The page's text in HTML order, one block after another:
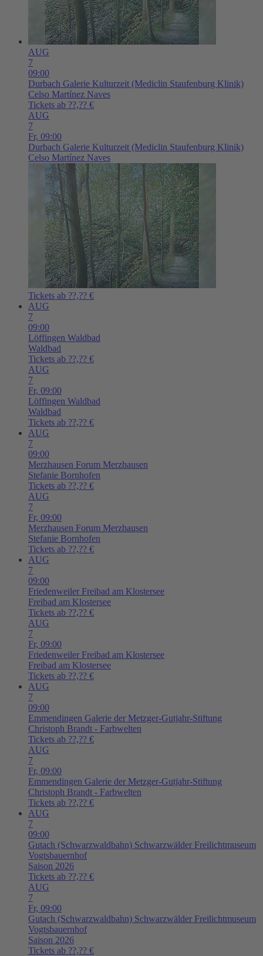
AUG
7
09:00
Durbach Galerie Kulturzeit (Mediclin Staufenburg Klinik)
Celso Martínez Naves
Tickets ab ??,?? €
AUG
7
Fr, 09:00
Durbach Galerie Kulturzeit (Mediclin Staufenburg Klinik)
Celso Martínez Naves
Tickets ab ??,?? €
AUG
7
09:00
Löffingen Waldbad
Waldbad
Tickets ab ??,?? €
AUG
7
Fr, 09:00
Löffingen Waldbad
Waldbad
Tickets ab ??,?? €
AUG
7
09:00
Merzhausen Forum Merzhausen
Stefanie Bornhofen
Tickets ab ??,?? €
AUG
7
Fr, 09:00
Merzhausen Forum Merzhausen
Stefanie Bornhofen
Tickets ab ??,?? €
AUG
7
09:00
Friedenweiler Freibad am Klostersee
Freibad am Klostersee
Tickets ab ??,?? €
AUG
7
Fr, 09:00
Friedenweiler Freibad am Klostersee
Freibad am Klostersee
Tickets ab ??,?? €
AUG
7
09:00
Emmendingen Galerie der Metzger-Gutjahr-Stiftung
Christoph Brandt - Farbwelten
Tickets ab ??,?? €
AUG
7
Fr, 09:00
Emmendingen Galerie der Metzger-Gutjahr-Stiftung
Christoph Brandt - Farbwelten
Tickets ab ??,?? €
AUG
7
09:00
Gutach (Schwarzwaldbahn) Schwarzwälder Freilichtmuseum
Vogtsbauernhof
Saison 2026
Tickets ab ??,?? €
AUG
7
Fr, 09:00
Gutach (Schwarzwaldbahn) Schwarzwälder Freilichtmuseum
Vogtsbauernhof
Saison 2026
Tickets ab ??,?? €